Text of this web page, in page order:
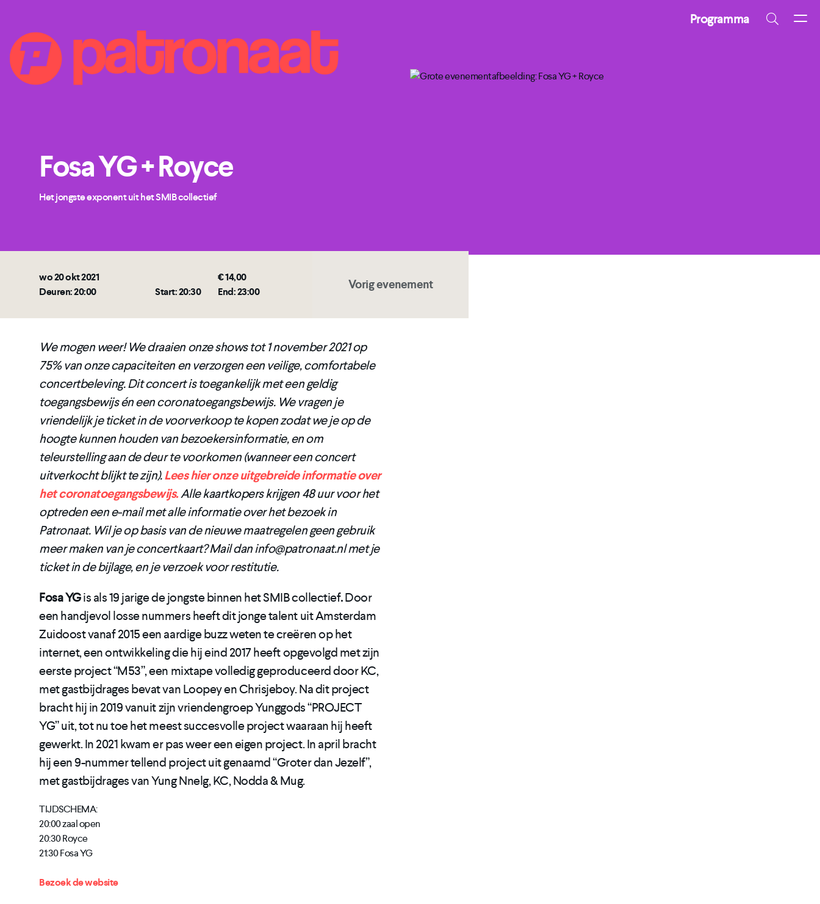
Programma
Fosa YG + Royce
Het jongste exponent uit het SMIB collectief
wo 20 okt 2021
€ 14,00
Deuren: 20:00
Start: 20:30 End: 23:00 Vorig evenement
We mogen weer! We draaien onze shows tot 1 november 2021 op
75% van onze capaciteiten en verzorgen een veilige, comfortabele
concertbeleving. Dit concert is toegankelijk met een geldig
toegangsbewijs én een coronatoegangsbewijs. We vragen je
vriendelijk je ticket in de voorverkoop te kopen zodat we je op de
hoogte kunnen houden van bezoekersinformatie, en om
teleurstelling aan de deur te voorkomen (wanneer een concert
uitverkocht blijkt te zijn).Lees hier onze uitgebreide informatie over
het coronatoegangsbewijs.Alle kaartkopers krijgen 48 uur voor het
optreden een e-mail met alle informatie over het bezoek in
Patronaat. Wil je op basis van de nieuwe maatregelen geen gebruik
meer maken van je concertkaart? Mail dan info@patronaat.nl met je
ticket in de bijlage, en je verzoek voor restitutie.
Fosa YGis als 19 jarige de jongste binnen het SMIB collectief.Door
een handjevol losse nummers heeft dit jonge talent uit Amsterdam
Zuidoost vanaf 2015 een aardige buzz weten te creëren op het
internet, een ontwikkeling die hij eind 2017 heeft opgevolgd met zijn
eerste project “M53”, een mixtape volledig geproduceerd door KC,
met gastbijdrages bevat van Loopey en Chrisjeboy. Na dit project
bracht hij in 2019 vanuit zijn vriendengroep Yunggods “PROJECT
YG” uit, tot nu toe het meest succesvolle project waaraan hij heeft
gewerkt. In 2021 kwam er pas weer een eigen project. In april bracht
hij een 9-nummer tellend project uit genaamd “Groter dan Jezelf”,
met gastbijdrages van Yung Nnelg, KC, Nodda & Mug.
TIJDSCHEMA:
20:00 zaal open
20:30 Royce
21:30 Fosa YG
Bezoek de website